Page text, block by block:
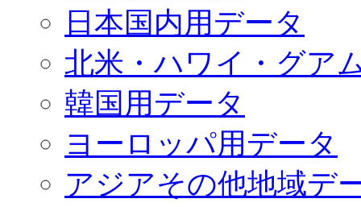
日本国内用データ
北米・ハワイ・グア
韓国用データ
ヨーロッパ用データ
アジアその他地域デ